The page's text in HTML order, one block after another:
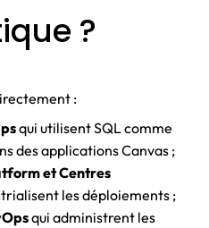
?
:
qui utilisent SQL comme
des applications Canvas ;
et Centres
les déploiements ;
qui administrent les